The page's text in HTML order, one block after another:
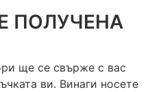
ПОЛУЧЕНА
ще се свърже с вас
ви. Винаги носете